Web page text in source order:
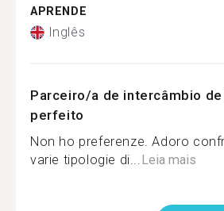
APRENDE
Inglês
Parceiro/a de intercâmbio
perfeito
Non ho preferenze. Adoro
varie tipologie di...Leia mais